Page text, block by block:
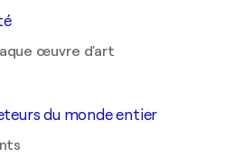
œuvre d'art
du monde entier